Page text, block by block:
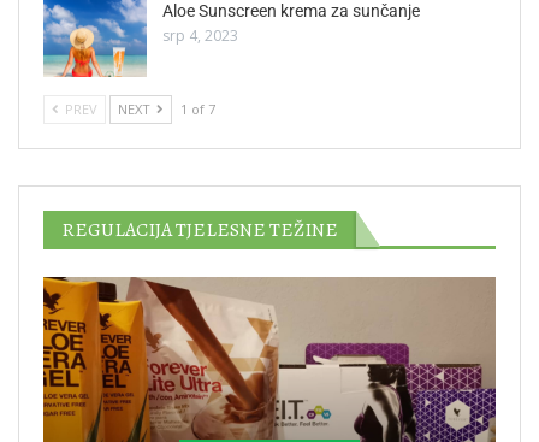
Aloe Sunscreen krema za sunčanje
srp 4, 2023
PREV NEXT 1 of 7
REGULACIJA TJELESNE TEŽINE